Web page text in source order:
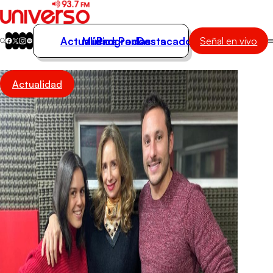
Actualidad
Música
Programas
Podcasts
Destacados
Actualidad
Música
Programas
Podcasts
Destacados Señal en vivo
Actualidad